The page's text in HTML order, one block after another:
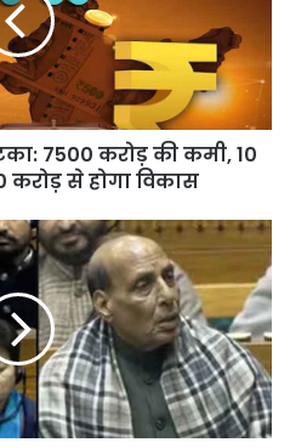
7500 करोड़ की कमी, 10
करोड़ से होगा विकास